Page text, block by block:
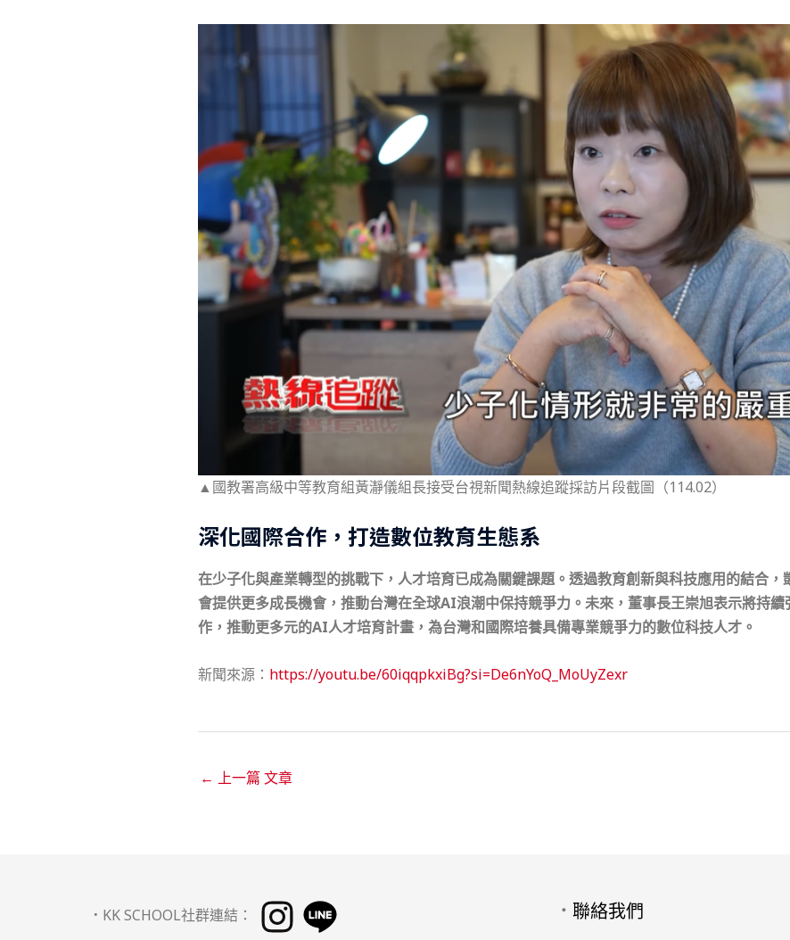
▲國教署高級中等教育組黃瀞儀組長接受台視新聞熱線追蹤採訪片段截圖（114.02）
深化國際合作，打造數位教育生態系
在少子化與產業轉型的挑戰下，人才培育已成為關鍵課題。透過教育創新與科技應用的結合
會提供更多成長機會，推動台灣在全球AI浪潮中保持競爭力。未來，董事長王崇旭表示將持
作，推動更多元的AI人才培育計畫，為台灣和國際培養具備專業競爭力的數位科技人才。
新聞來源： https://youtu.be/60iqqpkxiBg?si=De6nYoQ_MoUyZexr
← 上一篇 文章
． KK SCHOOL社群連結： ． 聯絡我們